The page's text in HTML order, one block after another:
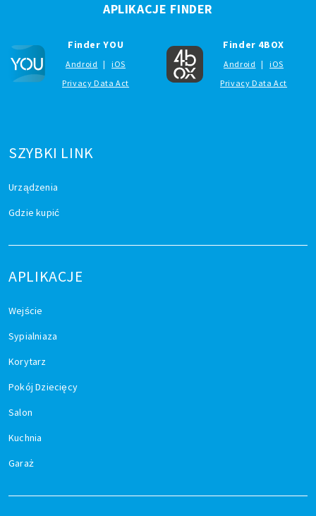
SZYBKI LINK
Urządzenia
Gdzie kupić
APLIKACJE
Wejście
Sypialniaza
Korytarz
Pokój Dziecięcy
Salon
Kuchnia
Garaż
APLIKACJE FINDER
Finder YOU
Android |
iOS
Privacy Data Act
Finder 4BOX
Android |
iOS
Privacy Data Act